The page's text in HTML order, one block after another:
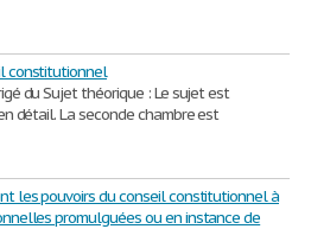
constitutionnel
du Sujet théorique : Le sujet est
détail. La seconde chambre est
les pouvoirs du conseil constitutionnel à
promulguées ou en instance de